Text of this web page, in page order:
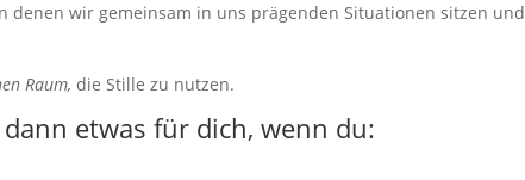
denen wir gemeinsam in uns prägenden Situationen sitzen und
Raum, die Stille zu nutzen.
etwas für dich, wenn du: